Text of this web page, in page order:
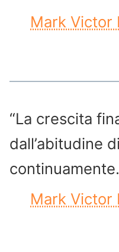
Mark Victor
“La crescita
dall’abitudine
Mark Victor